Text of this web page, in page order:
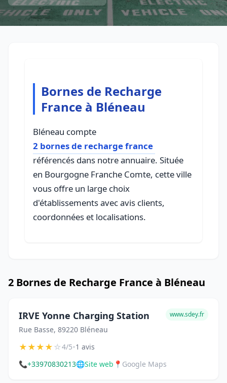
Bornes de Recharge
France à Bléneau
Bléneau compte
2 bornes de recharge france
référencés dans notre annuaire. Située
en Bourgogne Franche Comte, cette ville
vous offre un large choix
d'établissements avec avis clients,
coordonnées et localisations.
2 Bornes de Recharge France à Bléneau
IRVE Yonne Charging Station
Rue Basse, 89220 Bléneau
www.sdey.fr
★★★★☆4/5•1 avis
📞+33970830213🌐Site web 📍 Google Maps